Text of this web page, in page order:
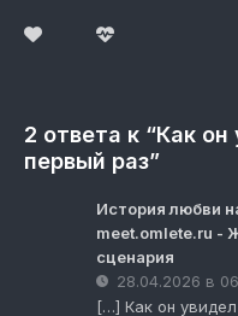
2 ответа к “Как
первый раз”
История любви
meet.omlete.ru -
сценария
28.04.2026 в
[…] Как он